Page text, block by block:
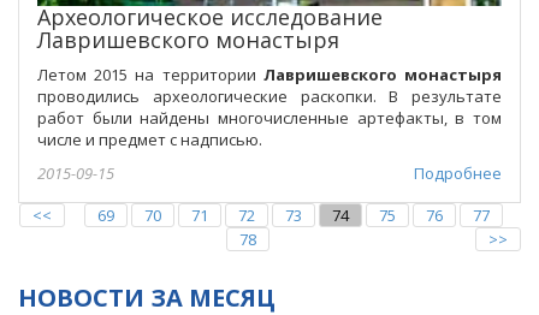
Археологическое исследование
Лавришевского монастыря
Летом 2015 на территории Лавришевского монастыря
проводились археологические раскопки. В результате
работ были найдены многочисленные артефакты, в том
числе и предмет с надписью.
Подробнее
2015-09-15
<<
69 70 71 72 73 74 75 76
77
78
>>
НОВОСТИ ЗА МЕСЯЦ